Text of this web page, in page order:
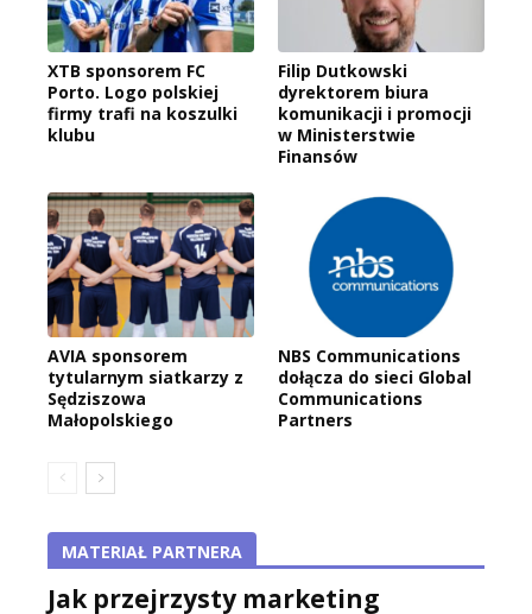
XTB sponsorem FC
Porto. Logo polskiej
firmy trafi na koszulki
klubu
Filip Dutkowski
dyrektorem biura
komunikacji i promocji
w Ministerstwie
Finansów
AVIA sponsorem
tytularnym siatkarzy z
Sędziszowa
Małopolskiego
NBS Communications
dołącza do sieci Global
Communications
Partners
MATERIAŁ PARTNERA
Jak przejrzysty marketing